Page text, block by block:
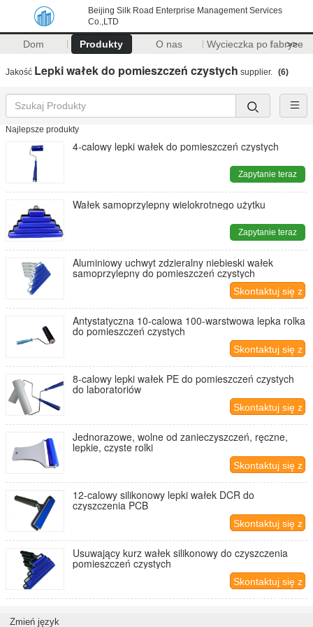
Beijing Silk Road Enterprise Management Services
Co.,LTD
Dom Produkty O nas Wycieczka po fabryce
>>
Jakość Lepki wałek do pomieszczeń czystych supplier. (6)
Najlepsze produkty
4-calowy lepki wałek do pomieszczeń czystych
Zapytanie teraz
Wałek samoprzylepny wielokrotnego użytku
Zapytanie teraz
Aluminiowy uchwyt zdzieralny niebieski wałek
samoprzylepny do pomieszczeń czystych
Skontaktuj się z
nami
Antystatyczna 10-calowa 100-warstwowa lepka rolka
do pomieszczeń czystych
Skontaktuj się z
nami
8-calowy lepki wałek PE do pomieszczeń czystych
do laboratoriów
Skontaktuj się z
nami
Jednorazowe, wolne od zanieczyszczeń, ręczne,
lepkie, czyste rolki
Skontaktuj się z
nami
12-calowy silikonowy lepki wałek DCR do
czyszczenia PCB
Skontaktuj się z
nami
Usuwający kurz wałek silikonowy do czyszczenia
pomieszczeń czystych
Skontaktuj się z
nami
Zmień język